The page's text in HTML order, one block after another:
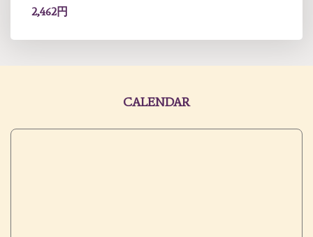
2,462円
CALENDAR